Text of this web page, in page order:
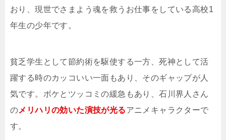
おり、現世でさまよう魂を救うお仕事をしている高校1
年生の少年です。
貧乏学生として節約術を駆使する一方、死神として活
躍する時のカッコいい一面もあり、そのギャップが人
気です。ボケとツッコミの緩急もあり、石川界人さん
のメリハリの効いた演技が光るアニメキャラクターで
す。